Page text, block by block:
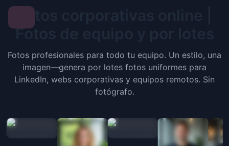
Fotos corporativas online |
Fotos de equipo y por lotes
Fotos profesionales para todo tu equipo. Un estilo, una
imagen—genera por lotes fotos uniformes para
LinkedIn, webs corporativas y equipos remotos. Sin
fotógrafo.